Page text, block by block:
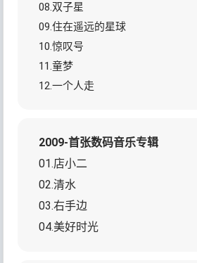
08.双子星
09.住在遥远的星球
10.惊叹号
11.童梦
12.一个人走
2009-首张数码音乐专辑
01.店小二
02.清水
03.右手边
04.美好时光